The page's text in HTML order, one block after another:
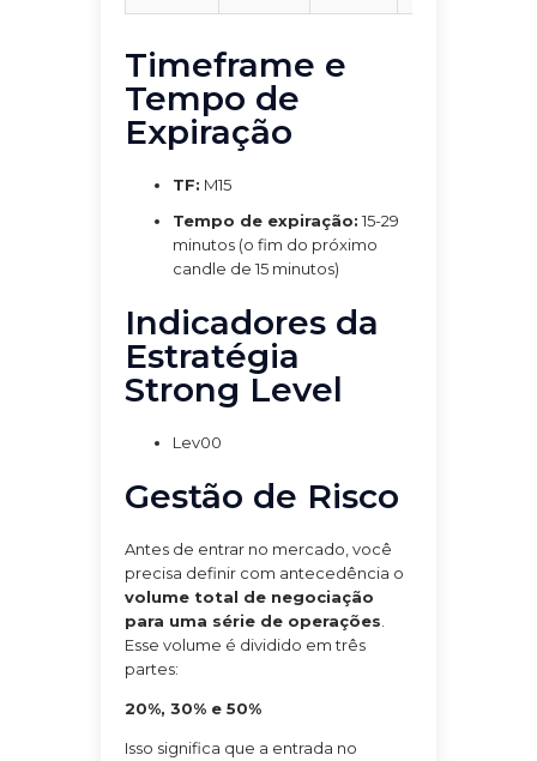
Timeframe e
Tempo de
Expiração
TF: M15
Tempo de expiração: 15-29
minutos (o fim do próximo
candle de 15 minutos)
Indicadores da
Estratégia
Strong Level
Lev00
Gestão de Risco
Antes de entrar no mercado, você
precisa definir com antecedência o
volume total de negociação
para uma série de operações.
Esse volume é dividido em três
partes:
20%, 30% e 50%
Isso significa que a entrada no